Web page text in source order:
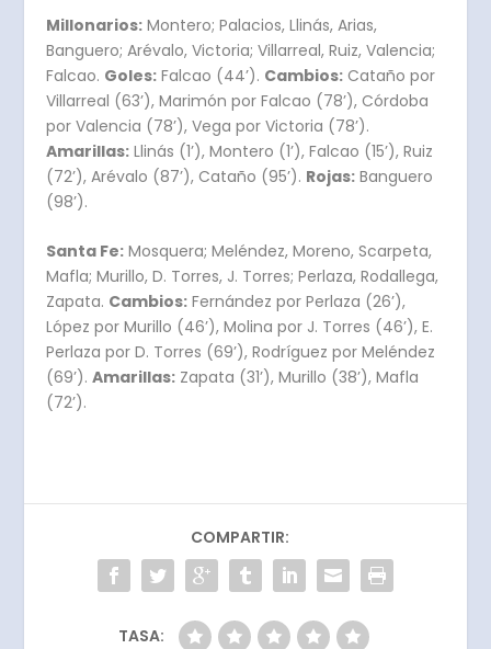
Millonarios: Montero; Palacios, Llinás, Arias,
Banguero; Arévalo, Victoria; Villarreal, Ruiz, Valencia;
Falcao. Goles: Falcao (44’). Cambios: Cataño por
Villarreal (63’), Marimón por Falcao (78’), Córdoba
por Valencia (78’), Vega por Victoria (78’).
Amarillas: Llinás (1’), Montero (1’), Falcao (15’), Ruiz
(72’), Arévalo (87’), Cataño (95’). Rojas: Banguero
(98’).
Santa Fe: Mosquera; Meléndez, Moreno, Scarpeta,
Mafla; Murillo, D. Torres, J. Torres; Perlaza, Rodallega,
Zapata. Cambios: Fernández por Perlaza (26’),
López por Murillo (46’), Molina por J. Torres (46’), E.
Perlaza por D. Torres (69’), Rodríguez por Meléndez
(69’).Amarillas: Zapata (31’), Murillo (38’), Mafla
(72’).
COMPARTIR:
TASA: